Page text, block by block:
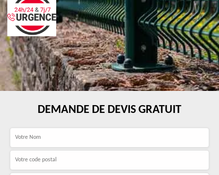
DEMANDE DE DEVIS GRATUIT